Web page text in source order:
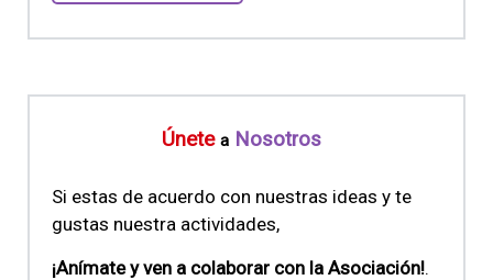
Únete a Nosotros
Si estas de acuerdo con nuestras ideas y te
gustas nuestra actividades,
¡Anímate y ven a colaborar con la Asociación!.